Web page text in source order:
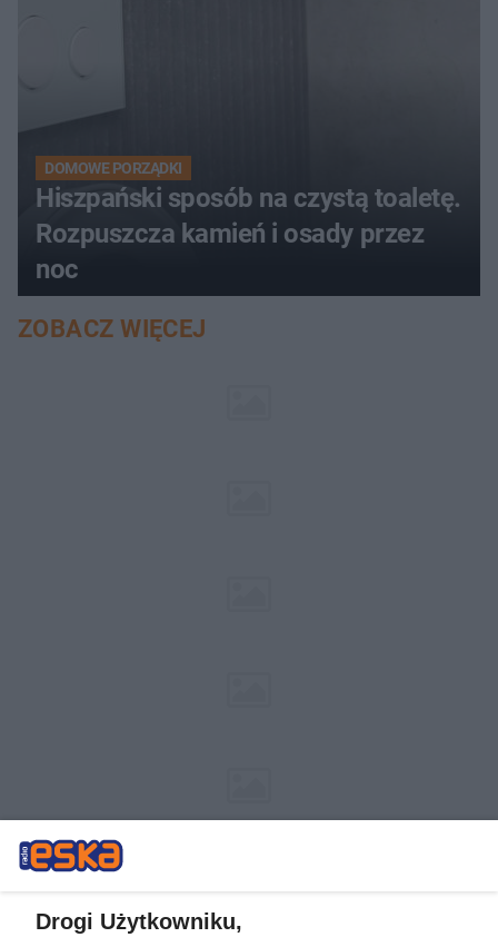
DOMOWE PORZĄDKI
Hiszpański sposób na czystą toaletę.
Rozpuszcza kamień i osady przez
noc
ZOBACZ WIĘCEJ
Drogi Użytkowniku,